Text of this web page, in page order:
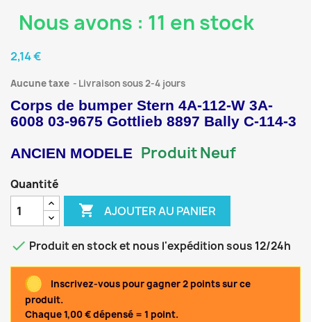
Nous avons : 11 en stock
2,14 €
Aucune taxe Livraison sous 2-4 jours
Corps de bumper Stern 4A-112-W 3A-
6008 03-9675 Gottlieb 8897 Bally C-114-3
ANCIEN MODELE Produit Neuf
Quantité
 AJOUTER AU PANIER
 Produit en stock et nous l'expédition sous 12/24h
Inscrivez-vous pour gagner 2 points sur ce
produit.
Chaque 1,00 € dépensé = 1 point.